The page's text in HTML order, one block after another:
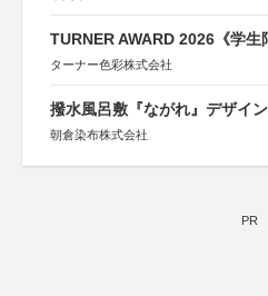
TURNER AWARD 2026《学生
ターナー色彩株式会社
撥水風呂敷『ながれ』デザイ
朝倉染布株式会社
PR